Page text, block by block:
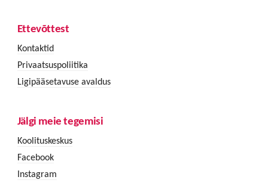
Ettevõttest
Kontaktid
Privaatsuspoliitika
Ligipääsetavuse avaldus
Jälgi meie tegemisi
Koolituskeskus
Facebook
Instagram